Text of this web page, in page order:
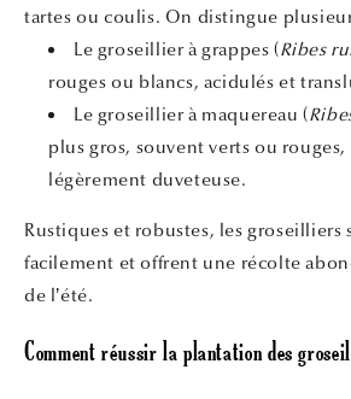
tartes ou coulis. On distingue
Le groseillier à grappes (Ribes
rouges ou blancs, acidulés et
Le groseillier à maquereau (
plus gros, souvent verts ou rouges,
légèrement duveteuse.
Rustiques et robustes, les groseilliers
facilement et offrent une récolte
de l’été.
Comment réussir la plantation des